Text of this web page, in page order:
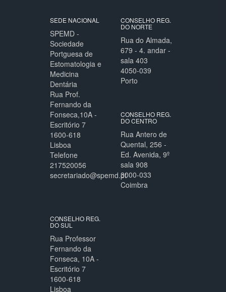
SEDE NACIONAL
SPEMD -
Sociedade
Portguesa de
Estomatologia e
Medicina
Dentária
Rua Prof.
Fernando da
Fonseca,10A -
Escritório 7
1600-618
Lisboa
Telefone
217520056
secretariado@spemd.pt
CONSELHO REG.
DO NORTE
Rua do Almada,
679 - 4. andar -
sala 403
4050-039
Porto
CONSELHO REG.
DO CENTRO
Rua Antero de
Quental, 256 -
Ed. Avenida, 9º
sala 908
3000-033
Coimbra
CONSELHO REG.
DO SUL
Rua Professor
Fernando da
Fonseca, 10A -
Escritório 7
1600-618
Lisboa